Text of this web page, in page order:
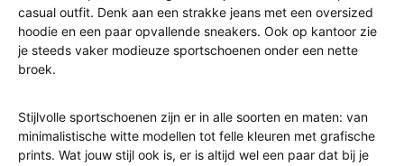
casual outfit. Denk aan een strakke jeans met een oversized
hoodie en een paar opvallende sneakers. Ook op kantoor zie
je steeds vaker modieuze sportschoenen onder een nette
broek.
Stijlvolle sportschoenen zijn er in alle soorten en maten: van
minimalistische witte modellen tot felle kleuren met grafische
prints. Wat jouw stijl ook is, er is altijd wel een paar dat bij je